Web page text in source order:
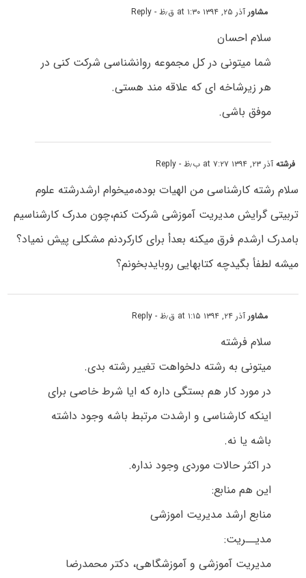
مشاورآذر ۲۵, ۱۳۹۴ at ۱:۳۰ ق٫ظ - Reply
سلام احسان
شما میتونی در کل مجموعه روانشناسی شرکت کنی در
هر زیرشاخه ای که علاقه مند هستی.
موفق باشی.
فرشتهآذر ۲۳, ۱۳۹۴ at ۷:۲۷ ب٫ظ - Reply
سلام رشته کارشناسی من الهیات بوده،میخوام ارشدرشته علوم
تربیتی گرایش مدیریت آموزشی شرکت کنم،چون مدرک کارشناسیم
بامدرک ارشدم فرق میکنه بعدأ برای کارکردنم مشکلی پیش نمیاد؟
میشه لطفأ بگیدچه کتابهایی روبایدبخونم؟
مشاورآذر ۲۴, ۱۳۹۴ at ۱:۱۵ ق٫ظ - Reply
سلام فرشته
میتونی به رشته دلخواهت تغییر رشته بدی.
در مورد کار هم بستگی داره که ایا شرط خاصی برای
اینکه کارشناسی و ارشدت مرتبط باشه وجود داشته
باشه یا نه.
در اکثر حالات موردی وجود نداره.
این هم منابع:
منابع ارشد مدیریت اموزشی
مدیــریت:
مدیریت آموزشی و آموزشگاهی، دکتر محمدرضا